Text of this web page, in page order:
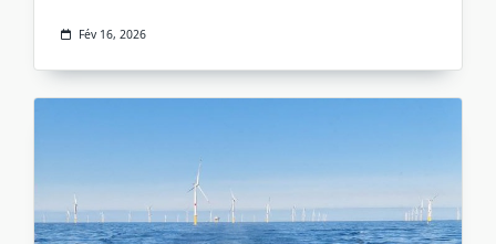
Fév 16, 2026